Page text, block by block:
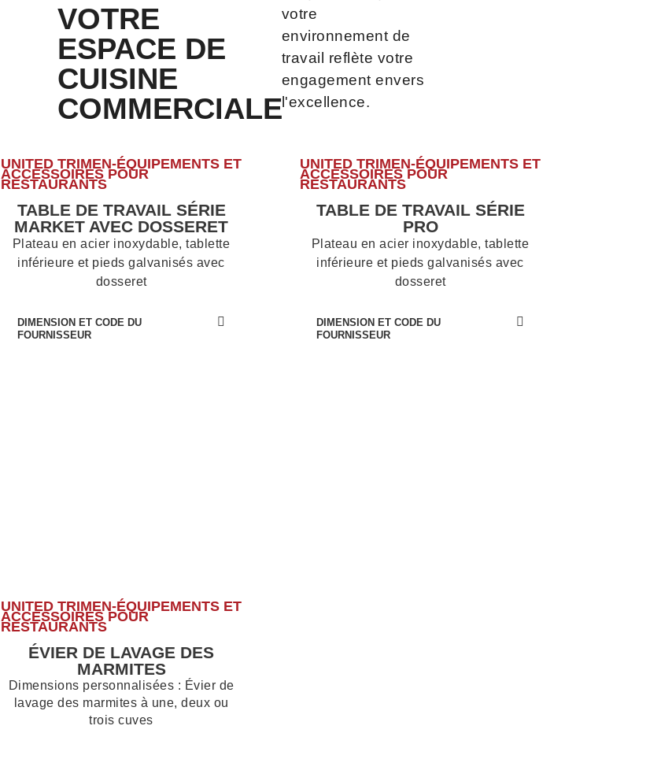
VOTRE
ESPACE DE
CUISINE
COMMERCIALE
votre
environnement de
travail reflète votre
engagement envers
l'excellence.
UNITED TRIMEN-ÉQUIPEMENTS ET
ACCESSOIRES POUR
RESTAURANTS
TABLE DE TRAVAIL SÉRIE
MARKET AVEC DOSSERET
Plateau en acier inoxydable, tablette
inférieure et pieds galvanisés avec
dosseret
DIMENSION ET CODE DU
FOURNISSEUR
UNITED TRIMEN-ÉQUIPEMENTS ET
ACCESSOIRES POUR
RESTAURANTS
TABLE DE TRAVAIL SÉRIE
PRO
Plateau en acier inoxydable, tablette
inférieure et pieds galvanisés avec
dosseret
DIMENSION ET CODE DU
FOURNISSEUR
UNITED TRIMEN-ÉQUIPEMENTS ET
ACCESSOIRES POUR
RESTAURANTS
ÉVIER DE LAVAGE DES
MARMITES
Dimensions personnalisées : Évier de
lavage des marmites à une, deux ou
trois cuves